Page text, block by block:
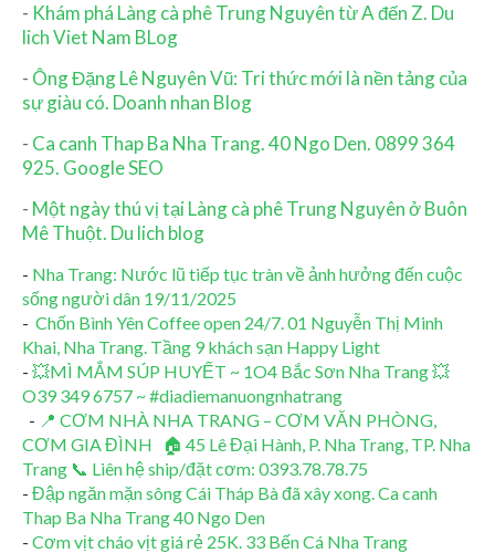
- Khám phá Làng cà phê Trung Nguyên từ A đến Z. Du
lich Viet Nam BLog
- Ông Đặng Lê Nguyên Vũ: Tri thức mới là nền tảng của
sự giàu có. Doanh nhan Blog
- Ca canh Thap Ba Nha Trang. 40 Ngo Den. 0899 364
925. Google SEO
- Một ngày thú vị tại Làng cà phê Trung Nguyên ở Buôn
Mê Thuột. Du lich blog
- Nha Trang: Nước lũ tiếp tục tràn về ảnh hưởng đến cuộc
sống người dân 19/11/2025
- Chốn Bình Yên Coffee open 24/7. 01 Nguyễn Thị Minh
Khai, Nha Trang. Tầng 9 khách sạn Happy Light
- 💥MÌ MẮM SÚP HUYẾT ~ 1O4 Bắc Sơn Nha Trang 💥
O39 349 6757 ~ #diadiemanuongnhatrang
- 📍 CƠM NHÀ NHA TRANG – CƠM VĂN PHÒNG,
CƠM GIA ĐÌNH 🏠 45 Lê Đại Hành, P. Nha Trang, TP. Nha
Trang 📞 Liên hệ ship/đặt cơm: 0393.78.78.75
- Đập ngăn mặn sông Cái Tháp Bà đã xây xong. Ca canh
Thap Ba Nha Trang 40 Ngo Den
- Cơm vịt cháo vịt giá rẻ 25K. 33 Bến Cá Nha Trang